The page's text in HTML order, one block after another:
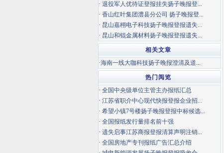
· 退役军人优待证登报挂失扬子晚报登...
· 香山红叶集团澧县分公司 扬子晚报登...
· 昆山嘉栩电子科技扬子晚报登报遗失...
· 昆山和锟金属材料扬子晚报登报遗失...
相关文章
·海南一线大咖科技扬子晚报澄清及道...
热门阅览
· 全国中央级单位主管主办报纸汇总
· 江苏省职介中心现代快报登报企业招...
· 希望小镇7号楼扬子晚报登报中标候选...
· 全国报纸发行量排名前十强
· 遗失启事江苏商报登报清算声明注销...
· 全国房地产专刊报纸广告汇总介绍